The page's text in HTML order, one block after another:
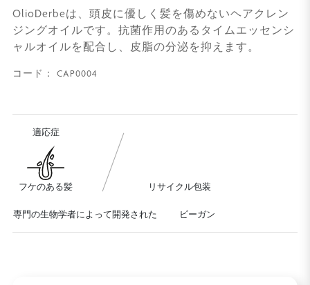
OlioDerbeは、頭皮に優しく髪を傷めないヘアクレン
ジングオイルです。抗菌作用のあるタイムエッセンシ
ャルオイルを配合し、皮脂の分泌を抑えます。
コード： CAP0004
適応症
フケのある髪 リサイクル包装
専門の生物学者によって開発された ビーガン